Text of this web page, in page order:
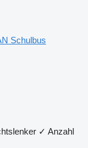
Schulbus
✓ Anzahl